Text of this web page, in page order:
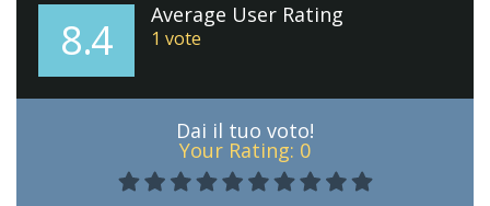
8.4 Average User Rating
1 vote
Dai il tuo voto!
Your Rating: 0